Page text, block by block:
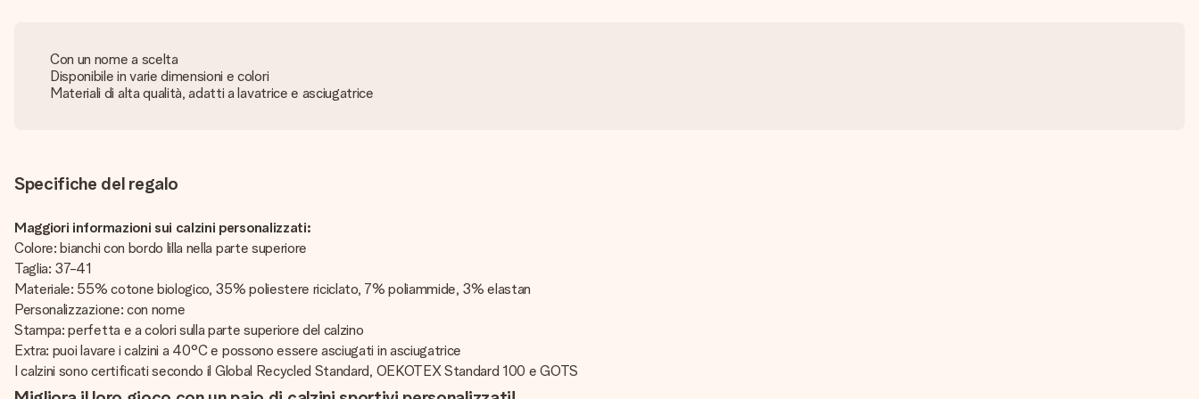
Con un nome a scelta
Disponibile in varie dimensioni e colori
Materiali di alta qualità, adatti a lavatrice e asciugatrice
Specifiche del regalo
Maggiori informazioni sui calzini personalizzati:
Colore: bianchi con bordo lilla nella parte superiore
Taglia: 37-41
Materiale: 55% cotone biologico, 35% poliestere riciclato, 7% poliammide, 3% elastan
Personalizzazione: con nome
Stampa: perfetta e a colori sulla parte superiore del calzino
Extra: puoi lavare i calzini a 40°C e possono essere asciugati in asciugatrice
I calzini sono certificati secondo il Global Recycled Standard, OEKOTEX Standard 100 e GOTS